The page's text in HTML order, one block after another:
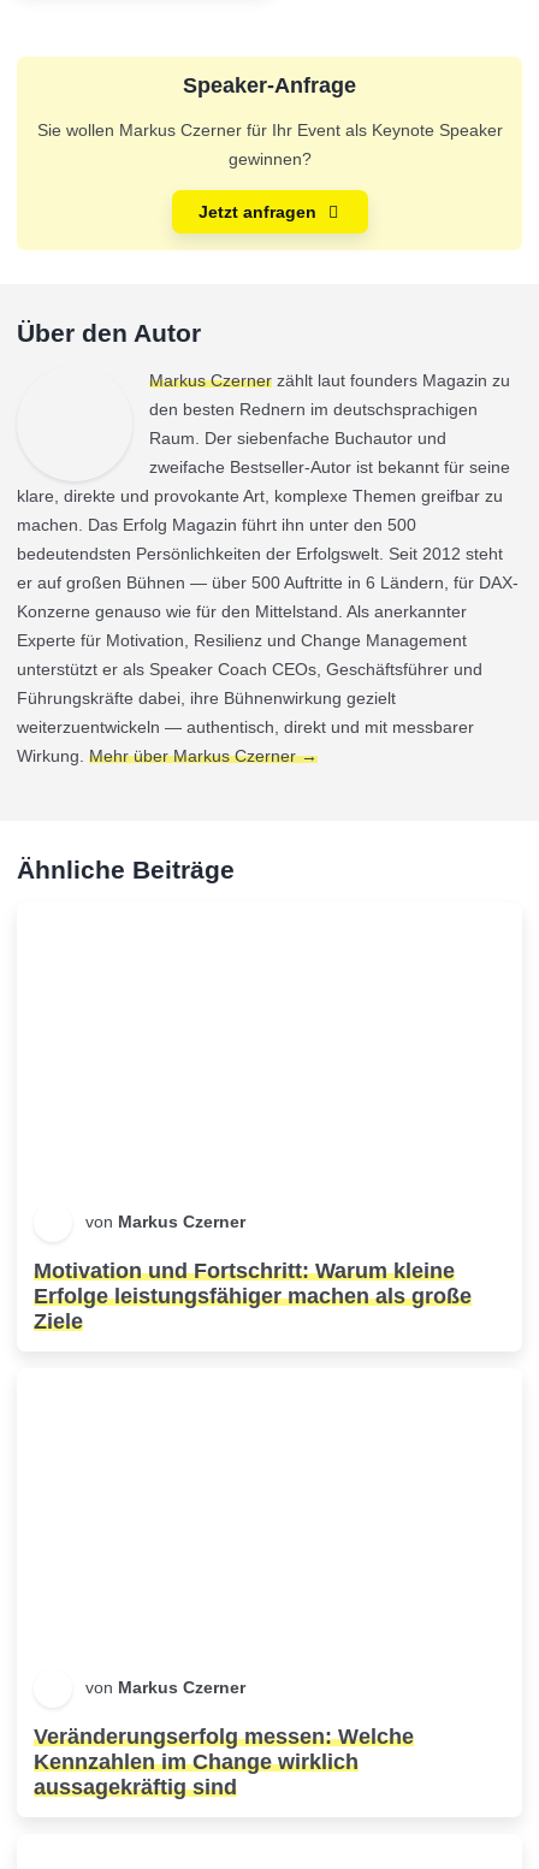
Speaker-Anfrage
Sie wollen Markus Czerner für Ihr Event als Keynote Speaker
gewinnen?
Jetzt anfragen
Über den Autor
Markus Czerner zählt laut founders Magazin zu
den besten Rednern im deutschsprachigen
Raum. Der siebenfache Buchautor und
zweifache Bestseller-Autor ist bekannt für seine
klare, direkte und provokante Art, komplexe Themen greifbar zu
machen. Das Erfolg Magazin führt ihn unter den 500
bedeutendsten Persönlichkeiten der Erfolgswelt. Seit 2012 steht
er auf großen Bühnen — über 500 Auftritte in 6 Ländern, für DAX-
Konzerne genauso wie für den Mittelstand. Als anerkannter
Experte für Motivation, Resilienz und Change Management
unterstützt er als Speaker Coach CEOs, Geschäftsführer und
Führungskräfte dabei, ihre Bühnenwirkung gezielt
weiterzuentwickeln — authentisch, direkt und mit messbarer
Wirkung. Mehr über Markus Czerner →
Ähnliche Beiträge
von Markus Czerner
Motivation und Fortschritt: Warum kleine
Erfolge leistungsfähiger machen als große
Ziele
von Markus Czerner
Veränderungserfolg messen: Welche
Kennzahlen im Change wirklich
aussagekräftig sind